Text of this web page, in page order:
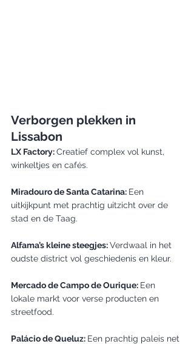
Verborgen plekken in
Lissabon
LX Factory: Creatief complex vol kunst,
winkeltjes en cafés.
Miradouro de Santa Catarina: Een
uitkijkpunt met prachtig uitzicht over de
stad en de Taag.
Alfama’s kleine steegjes: Verdwaal in het
oudste district vol geschiedenis en kleur.
Mercado de Campo de Ourique: Een
lokale markt voor verse producten en
streetfood.
Palácio de Queluz: Een prachtig paleis net